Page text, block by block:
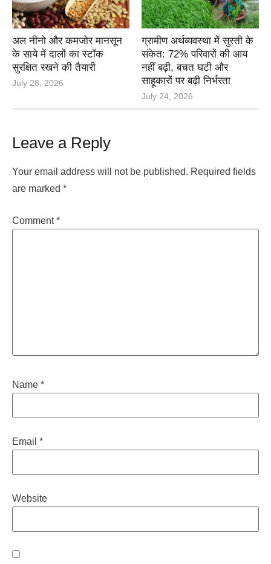
अल नीनो और कमजोर मानसून
के साये में दालों का स्टॉक
सुरक्षित रखने की तैयारी
July 28, 2026
ग्रामीण अर्थव्यवस्था में सुस्ती के
संकेत: 72% परिवारों की आय
नहीं बढ़ी, बचत घटी और
साहूकारों पर बढ़ी निर्भरता
July 24, 2026
Leave a Reply
Your email address will not be published. Required fields
are marked *
Comment*
Name *
Email *
Website